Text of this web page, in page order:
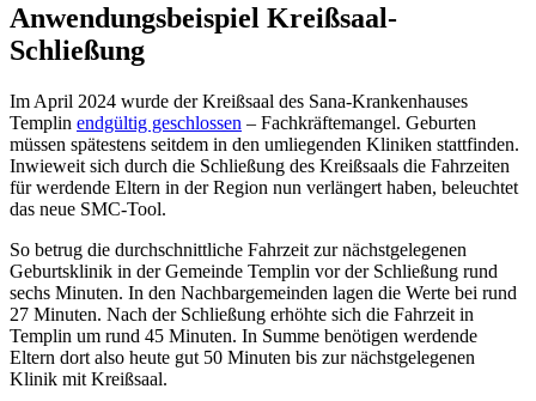
Anwendungsbeispiel Kreißsaal-
Schließung
Im April 2024 wurde der Kreißsaal des Sana-Krankenhauses
Templin endgültig geschlossen – Fachkräftemangel. Geburten
müssen spätestens seitdem in den umliegenden Kliniken stattfinden.
Inwieweit sich durch die Schließung des Kreißsaals die Fahrzeiten
für werdende Eltern in der Region nun verlängert haben, beleuchtet
das neue SMC-Tool.
So betrug die durchschnittliche Fahrzeit zur nächstgelegenen
Geburtsklinik in der Gemeinde Templin vor der Schließung rund
sechs Minuten. In den Nachbargemeinden lagen die Werte bei rund
27 Minuten. Nach der Schließung erhöhte sich die Fahrzeit in
Templin um rund 45 Minuten. In Summe benötigen werdende
Eltern dort also heute gut 50 Minuten bis zur nächstgelegenen
Klinik mit Kreißsaal.